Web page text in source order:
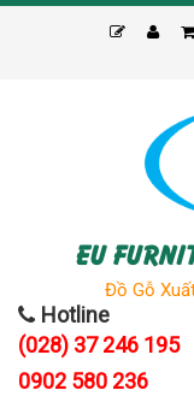
Skip
EU
Đồ Gỗ
Hotline
(028) 37 246 195
0902 580 236